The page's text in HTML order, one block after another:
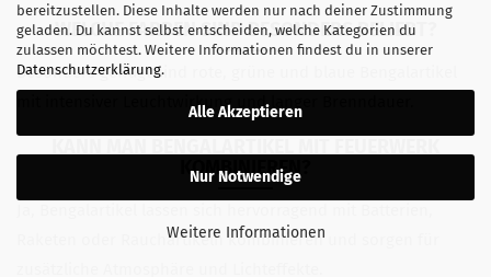
bereitzustellen. Diese Inhalte werden nur nach deiner Zustimmung
geladen. Du kannst selbst entscheiden, welche Kategorien du
zulassen möchtest. Weitere Informationen findest du in unserer
Datenschutzerklärung.
Alle Akzeptieren
Nur Notwendige
Weitere Informationen
WELCHE FARBEN SIND BESONDERS BELIEBT?
Besonders gefragt sind rote, grüne und blaue Bengalartikel
mit intensiver Leuchtwirkung und langer Brenndauer.
KOMBINIEREN?
Raketen oder Rauchartikeln kombinieren und sorgen für